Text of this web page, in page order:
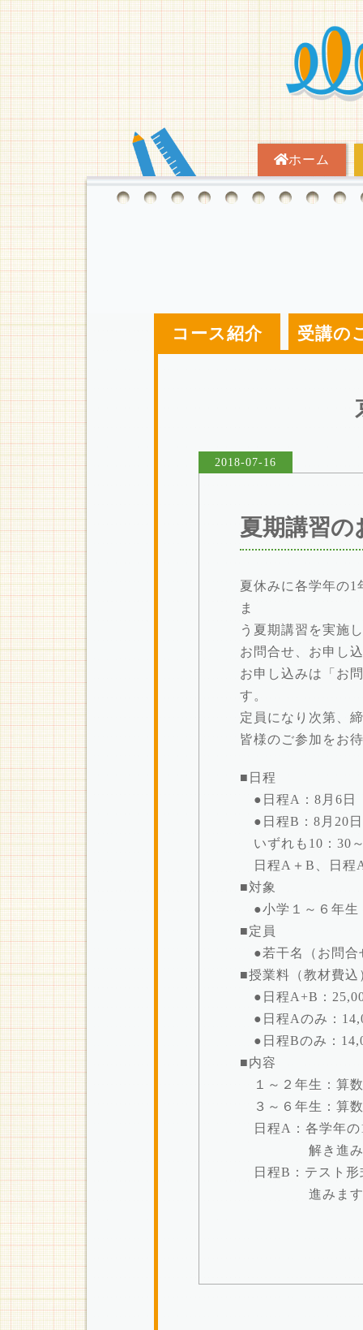
ホーム
コース紹介 受講の
2018-07-16
夏期講習の
夏休みに各学年の1
ま
う夏期講習を実施
お問合せ、お申し
お申し込みは「お
す。
定員になり次第、
皆様のご参加をお
■日程
●日程A：8月6日
●日程B：8月20日
いずれも10：30
日程A＋B、日程
■対象
●小学１～６年生
■定員
●若干名（お問合
■授業料（教材費込
●日程A+B：
●日程Aのみ：
●日程Bのみ：
■内容
１～２年生：算
３～６年生：算
日程A：各学年の
解き進みま
日程B：テスト形
進みます